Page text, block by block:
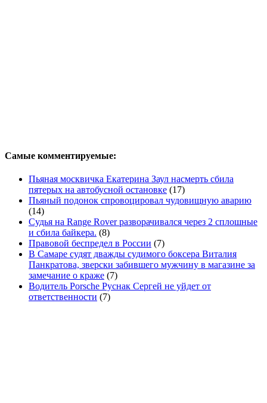
Самые комментируемые:
Пьяная москвичка Екатерина Заул насмерть сбила
пятерых на автобусной остановке (17)
Пьяный подонок спровоцировал чудовищную аварию
(14)
Судья на Range Rover разворачивался через 2 сплошные
и сбила байкера. (8)
Правовой беспредел в России (7)
В Самаре судят дважды судимого боксера Виталия
Панкратова, зверски забившего мужчину в магазине за
замечание о краже (7)
Водитель Porsche Руснак Сергей не уйдет от
ответственности (7)